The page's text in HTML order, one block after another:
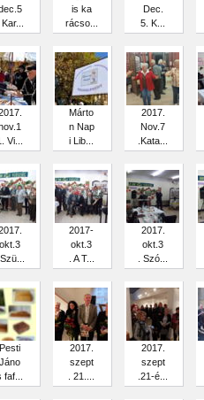
. Kar...
is ka
rácso...
Dec.
5. K...
Vi...
Márto
n Nap
i Lib...
2017.
Nov.7
.Kata...
okt.3
. Szü...
2017-
okt.3
. A T...
2017.
okt.3
. Szó...
Pesti
Jáno
faf...
2017.
szept
. 21....
2017.
szept
.21-é...